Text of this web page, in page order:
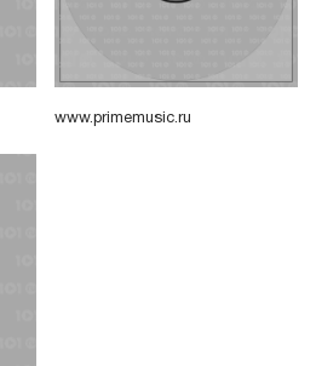
www.primemusic.ru